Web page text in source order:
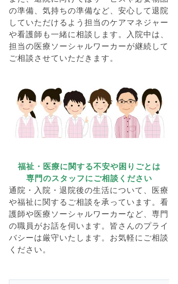
の準備、気持ちの準備など、安心して退院
していただけるよう担当のケアマネジャー
や看護師も一緒に相談します。入院中は、
担当の医療ソーシャルワーカーが継続して
ご相談させていただきます。
福祉・医療に関する不安や困りごとは
専門のスタッフにご相談ください
通院・入院・退院後の生活について、医療
や福祉に関するご相談を承っています。看
護師や医療ソーシャルワーカーなど、専門
の職員がお話を伺います。皆さんのプライ
バシーは厳守いたします。お気軽にご相談
ください。